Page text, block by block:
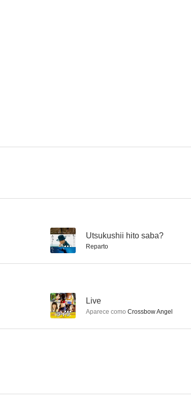
-- Utsukushii hito saba?
Reparto
-- Live
Aparece como Crossbow Angel